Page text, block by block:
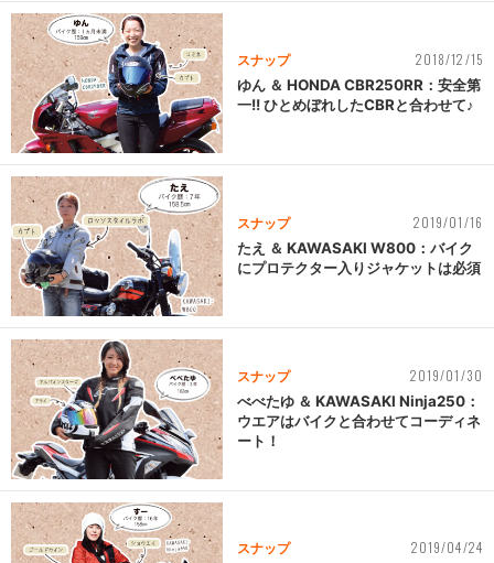
スナップ 2018/12/15
ゆん ＆ HONDA CBR250RR：安全第
一!! ひとめぼれしたCBRと合わせて♪
スナップ 2019/01/16
たえ ＆ KAWASAKI W800：バイク
にプロテクター入りジャケットは必須
スナップ 2019/01/30
べべたゆ ＆ KAWASAKI Ninja250：
ウエアはバイクと合わせてコーディネ
ート！
スナップ 2019/04/24